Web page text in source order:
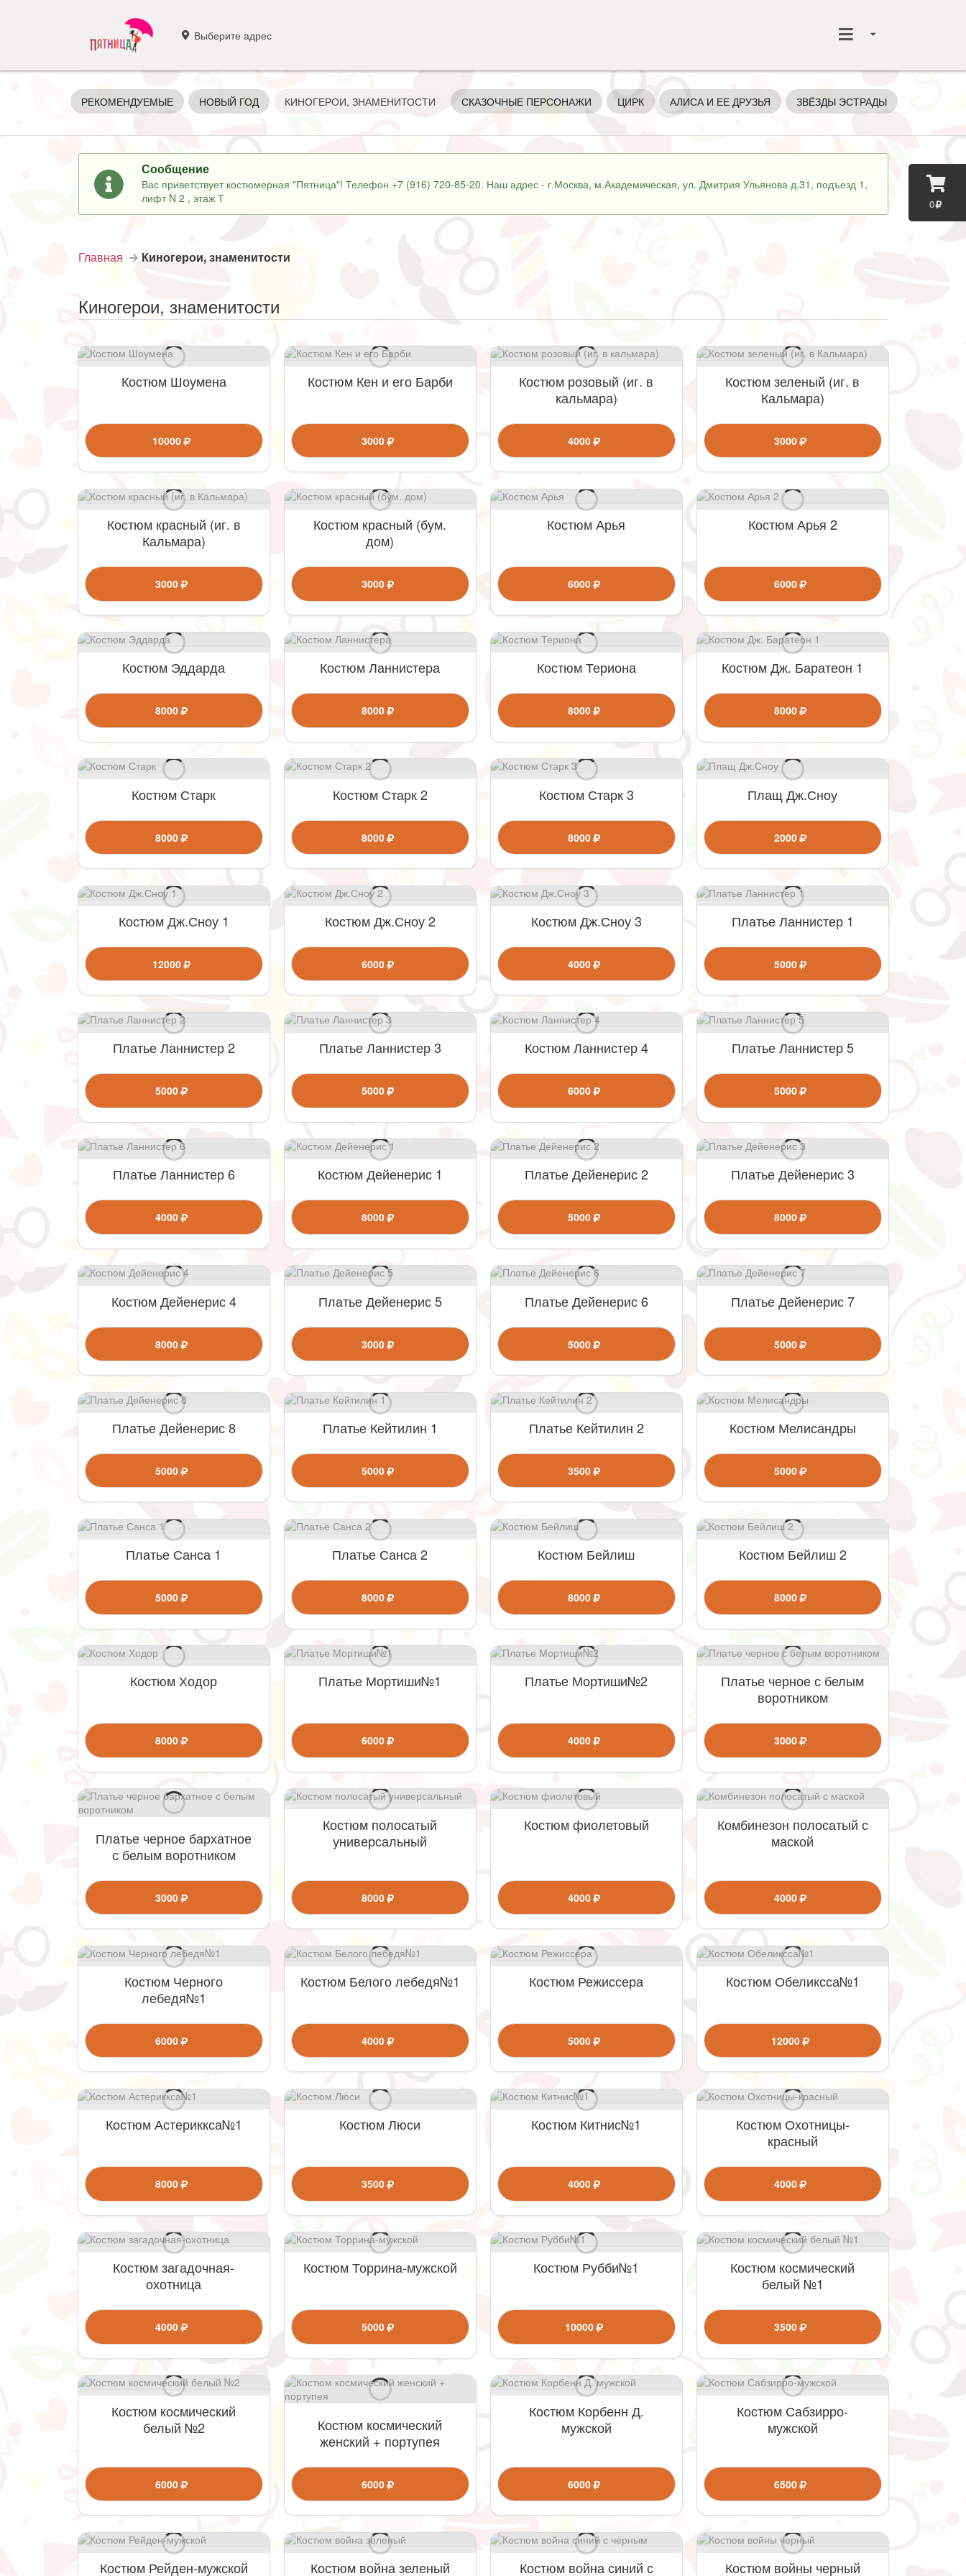
0
Выберите адрес
РЕКОМЕНДУЕМЫЕ НОВЫЙ ГОД КИНОГЕРОИ, ЗНАМЕНИТОСТИ СКАЗОЧНЫЕ ПЕРСОНАЖИ ЦИРК АЛИСА И ЕЕ ДРУЗЬЯ ЗВЁЗДЫ ЭСТРАДЫ
Сообщение
Вас приветствует костюмерная "Пятница"! Телефон +7 (916) 720-85-20. Наш адрес - г.Москва, м.Академическая, ул. Дмитрия Ульянова д.31, подъезд 1,
лифт N 2 , этаж Т
Главная Киногерои, знаменитости
Киногерои, знаменитости
Костюм Шоумена
10000
Костюм Кен и его Барби
3000
Костюм розовый (иг. в
кальмара)
4000
Костюм зеленый (иг. в
Кальмара)
3000
Костюм красный (иг. в
Кальмара)
3000
Костюм красный (бум.
дом)
3000
Костюм Арья
6000
Костюм Арья 2
6000
Костюм Эддарда
8000
Костюм Ланнистера
8000
Костюм Териона
8000
Костюм Дж. Баратеон 1
8000
Костюм Старк
8000
Костюм Старк 2
8000
Костюм Старк 3
8000
Плащ Дж.Сноу
2000
Костюм Дж.Сноу 1
12000
Костюм Дж.Сноу 2
6000
Костюм Дж.Сноу 3
4000
Платье Ланнистер 1
5000
Платье Ланнистер 2
5000
Платье Ланнистер 3
5000
Костюм Ланнистер 4
6000
Платье Ланнистер 5
5000
Платье Ланнистер 6
4000
Костюм Дейенерис 1
8000
Платье Дейенерис 2
5000
Платье Дейенерис 3
8000
Костюм Дейенерис 4
8000
Платье Дейенерис 5
3000
Платье Дейенерис 6
5000
Платье Дейенерис 7
5000
Платье Дейенерис 8
5000
Платье Кейтилин 1
5000
Платье Кейтилин 2
3500
Костюм Мелисандры
5000
Платье Санса 1
5000
Платье Санса 2
8000
Костюм Бейлиш
8000
Костюм Бейлиш 2
8000
Костюм Ходор
8000
Платье Мортиши№1
6000
Платье Мортиши№2
4000
Платье черное с белым
воротником
3000
Платье черное бархатное
с белым воротником
3000
Костюм полосатый
универсальный
8000
Костюм фиолетовый
4000
Комбинезон полосатый с
маской
4000
Костюм Черного
лебедя№1
6000
Костюм Белого лебедя№1
4000
Костюм Режиссера
5000
Костюм Обеликсса№1
12000
Костюм Астериккса№1
8000
Костюм Люси
3500
Костюм Китнис№1
4000
Костюм Охотницы-
красный
4000
Костюм загадочная-
охотница
4000
Костюм Торрина-мужской
5000
Костюм Рубби№1
10000
Костюм космический
белый №1
3500
Костюм космический
белый №2
6000
Костюм космический
женский + портупея
6000
Костюм Корбенн Д.
мужской
6000
Костюм Сабзирро-
мужской
6500
Костюм Рейден-мужской Костюм война зеленый
Костюм война синий с
Костюм войны черный